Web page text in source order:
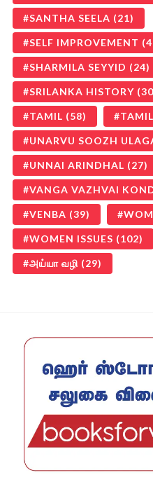
SANTHA SEELA (21)
SELF IMPROVEMENT
SHARMILA SEYYID (24)
SRILANKA HISTORY
TAMIL (58)
UNARVU SOOZH
UNNAI ARINDHAL (27)
VANGA VAZHVAI
VENBA (39)
WOMEN ISSUES (102)
அய்யா வழி (29)